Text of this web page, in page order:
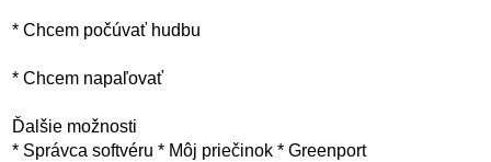
* Chcem počúvať hudbu
* Chcem napaľovať
Ďalšie možnosti
* Správca softvéru * Môj priečinok * Greenport